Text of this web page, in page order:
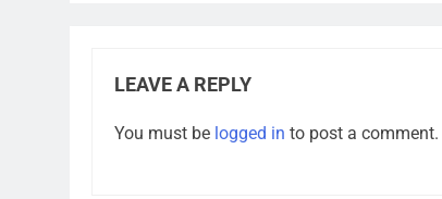
LEAVE A REPLY
You must be logged in to post a comment.